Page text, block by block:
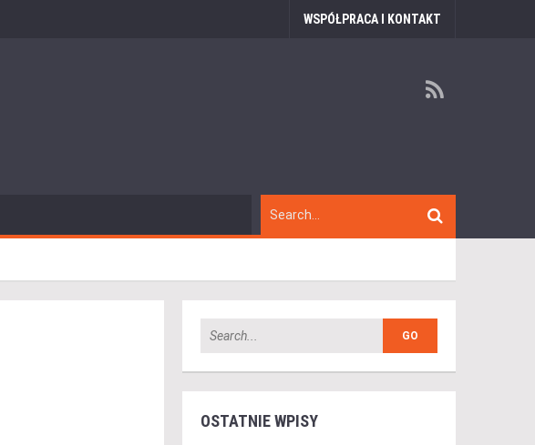
WSPÓŁPRACA I KONTAKT
OSTATNIE WPISY